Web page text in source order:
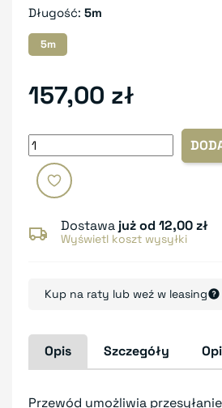
Długość: 5m
5m
157,00 zł
Dostawa już od 12,00 zł
Wyświetl koszt wysyłki
Kup na raty lub weź w leasing
Opis Szczegóły
Przewód umożliwia